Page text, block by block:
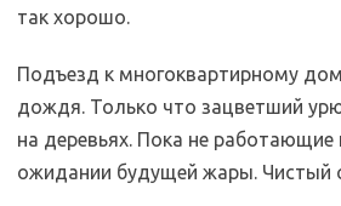
так хорошо.
Подъезд к многоквартирному
дождя. Только что зацветший
на деревьях. Пока не
ожидании будущей жары. Чистый